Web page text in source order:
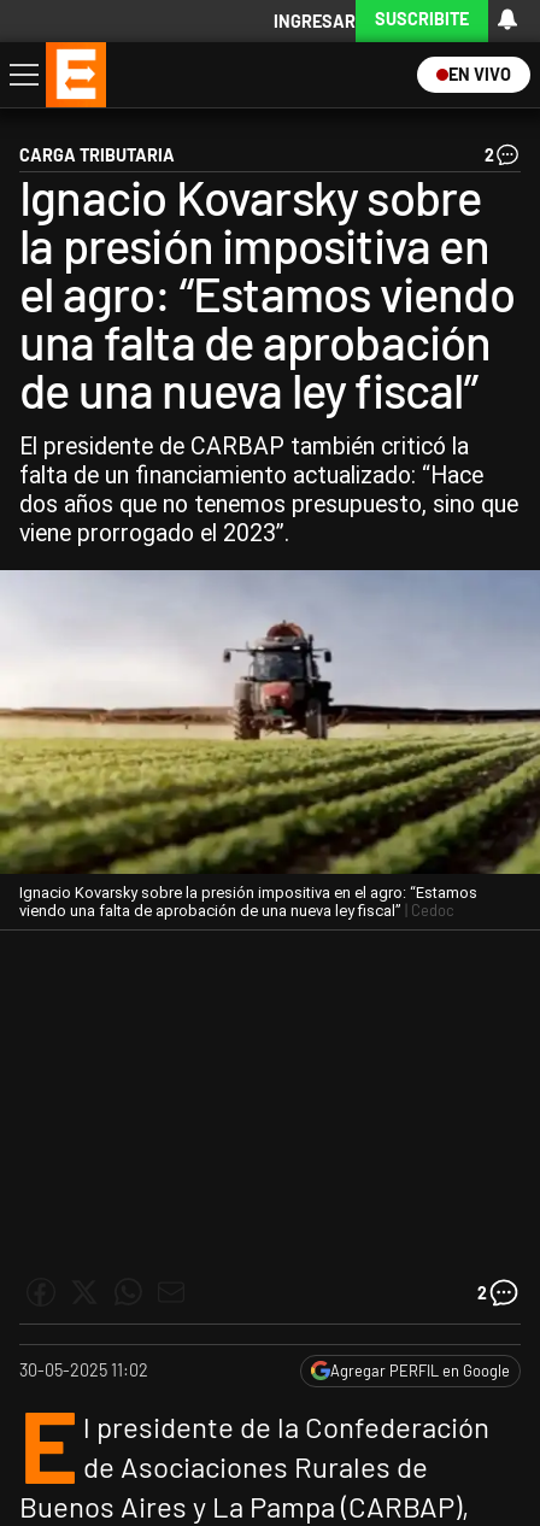
INGRESAR SUSCRIBITE
EN VIVO
Economía
Política
Internacional
Actualidad
Descargá la App
CARGA TRIBUTARIA 2
Ignacio Kovarsky sobre
la presión impositiva en
el agro: “Estamos viendo
una falta de aprobación
de una nueva ley fiscal”
El presidente de CARBAP también criticó la
falta de un financiamiento actualizado: “Hace
dos años que no tenemos presupuesto, sino que
viene prorrogado el 2023”.
Ignacio Kovarsky sobre la presión impositiva en el agro: “Estamos
viendo una falta de aprobación de una nueva ley fiscal” | Cedoc
2
30-05-2025 11:02 Agregar PERFIL en Google
E l presidente de la Confederación
de Asociaciones Rurales de
Buenos Aires y La Pampa (CARBAP),